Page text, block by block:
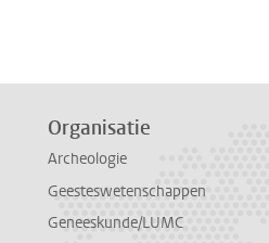
Organisatie
Archeologie
Geesteswetenschappen
Geneeskunde/LUMC